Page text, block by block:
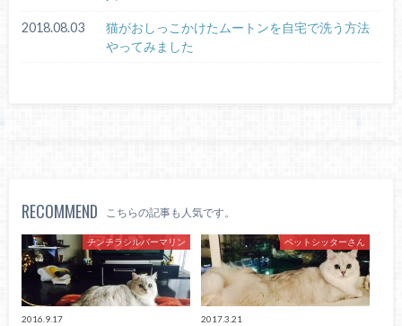
2018.08.03
猫がおしっこかけたムートンを自宅で洗う方法
やってみました
RECOMMEND こちらの記事も人気です。
チンチラシルバーマリン
2016.9.17
ペットシッターさん
2017.3.21